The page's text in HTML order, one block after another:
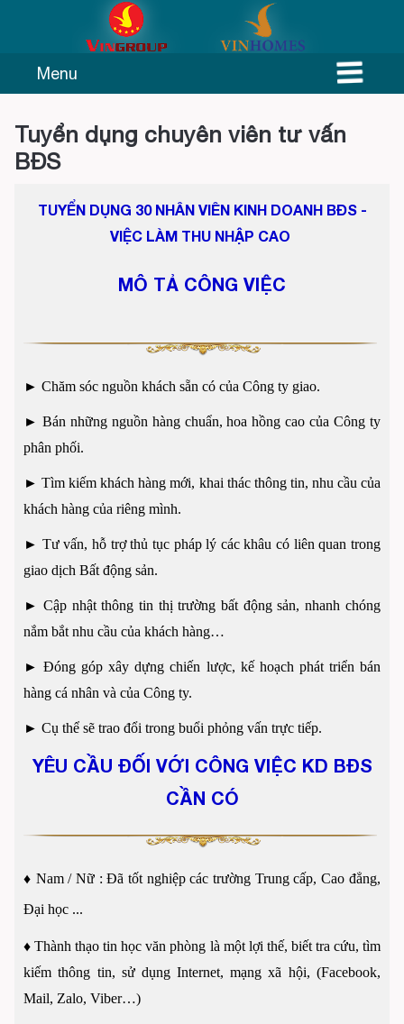
Menu
Tuyển dụng chuyên viên tư vấn
BĐS
TUYỂN DỤNG 30 NHÂN VIÊN KINH DOANH BĐS -
VIỆC LÀM THU NHẬP CAO
MÔ TẢ CÔNG VIỆC
►Chăm sóc nguồn khách sẵn có của Công ty giao.
►Bán những nguồn hàng chuẩn, hoa hồng cao của Công ty
phân phối.
►Tìm kiếm khách hàng mới, khai thác thông tin, nhu cầu của
khách hàng của riêng mình.
► Tư vấn, hỗ trợ thủ tục pháp lý các khâu có liên quan trong
giao dịch Bất động sản.
► Cập nhật thông tin thị trường bất động sản, nhanh chóng
nắm bắt nhu cầu của khách hàng…
►Đóng góp xây dựng chiến lược, kế hoạch phát triển bán
hàng cá nhân và của Công ty.
►Cụ thể sẽ trao đổi trong buổi phỏng vấn trực tiếp.
YÊU CẦU ĐỐI VỚI CÔNG VIỆC KD BĐS
CẦN CÓ
♦ Nam / Nữ : Đã tốt nghiệp các trường Trung cấp, Cao đẳng,
Đại học ...
♦Thành thạo tin học văn phòng là một lợi thế, biết tra cứu, tìm
kiếm thông tin, sử dụng Internet, mạng xã hội, (Facebook,
Mail, Zalo, Viber…)